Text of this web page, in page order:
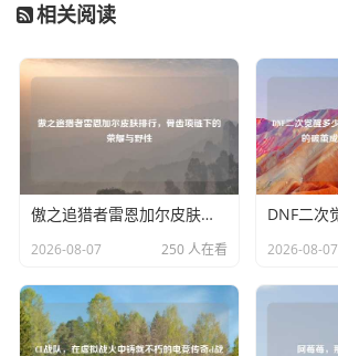
相关阅读
傲之追猎者雷恩加尔皮肤排行，骨齿项链下的荣耀与野性
2026-08-07 250 人在看 2026-08-07